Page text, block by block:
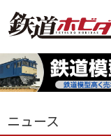
ニュース